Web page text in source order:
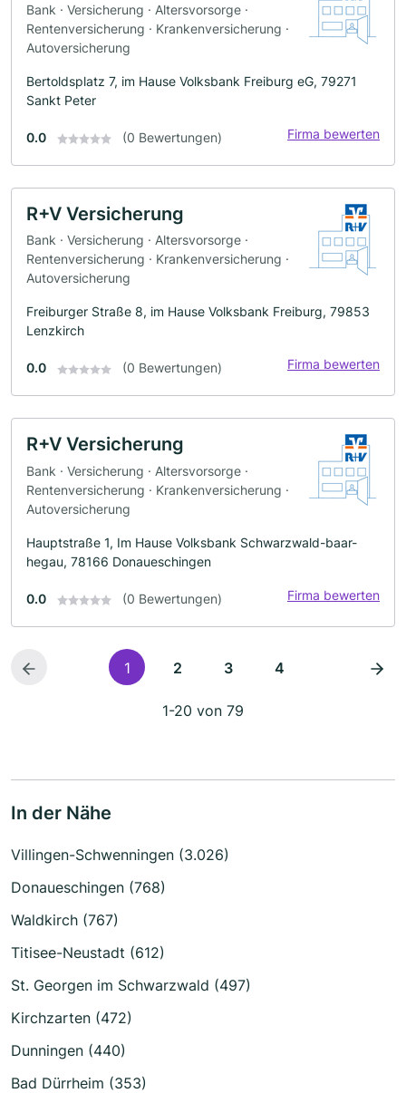
Bank · Versicherung · Altersvorsorge ·
Rentenversicherung · Krankenversicherung ·
Autoversicherung
Bertoldsplatz 7, im Hause Volksbank Freiburg eG, 79271
Sankt Peter
0.0 (0 Bewertungen) Firma bewerten
R+V Versicherung
Bank · Versicherung · Altersvorsorge ·
Rentenversicherung · Krankenversicherung ·
Autoversicherung
Freiburger Straße 8, im Hause Volksbank Freiburg, 79853
Lenzkirch
0.0 (0 Bewertungen) Firma bewerten
R+V Versicherung
Bank · Versicherung · Altersvorsorge ·
Rentenversicherung · Krankenversicherung ·
Autoversicherung
Hauptstraße 1, Im Hause Volksbank Schwarzwald-baar-
hegau, 78166 Donaueschingen
0.0 (0 Bewertungen) Firma bewerten
1 2 3 4
1-20 von 79
In der Nähe
Villingen-Schwenningen (3.026)
Donaueschingen (768)
Waldkirch (767)
Titisee-Neustadt (612)
St. Georgen im Schwarzwald (497)
Kirchzarten (472)
Dunningen (440)
Bad Dürrheim (353)